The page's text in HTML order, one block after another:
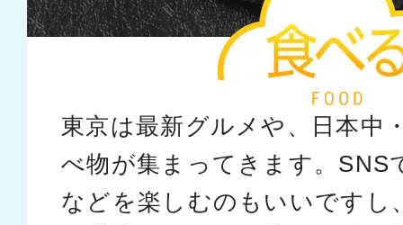
東京は最新グルメや、日本中
べ物が集まってきます。SNS
などを楽しむのもいいですし